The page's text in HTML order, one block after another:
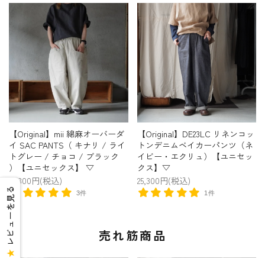
【Original】mii 綿麻オーバーダ
イ SAC PANTS（ キナリ / ライ
トグレー / チョコ / ブラック
）【ユニセックス】 ▽
25,300円(税込)
3件
【Original】DE23LC リネンコッ
トンデニムベイカーパンツ（ネ
イビー・エクリュ）【ユニセッ
クス】▽
25,300円(税込)
1件
売れ筋商品
★
レビューを見る